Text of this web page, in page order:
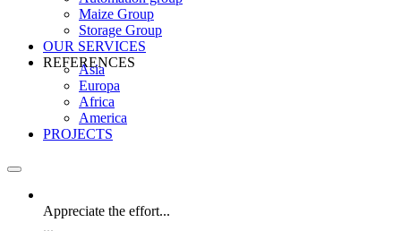
Maize Group
Storage Group
OUR SERVICES
REFERENCES
Asia
Europa
Africa
America
PROJECTS
Appreciate the effort...
...